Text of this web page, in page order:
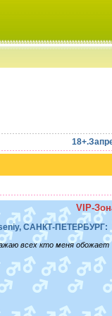
VIP-
САНКТ-ПЕТЕРБУРГ:
всех кто меня обожает